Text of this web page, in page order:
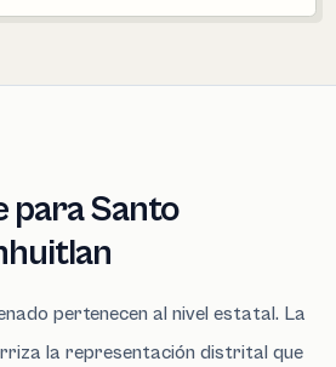
para Santo
pertenecen al nivel estatal. La
la representación distrital que